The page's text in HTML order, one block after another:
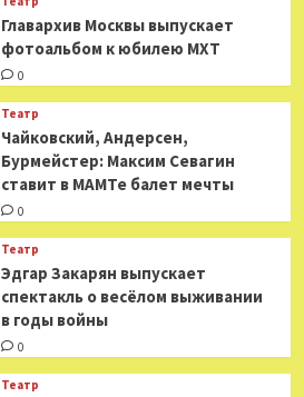
​​Главархив Москвы выпускает
фотоальбом к юбилею МХТ
0
Театр
​​Чайковский, Андерсен,
Бурмейстер: Максим Севагин
ставит в МАМТе балет мечты
0
Театр
Эдгар Закарян выпускает
спектакль о весёлом выживании
в годы войны
0
Театр